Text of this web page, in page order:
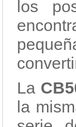
los
La
la